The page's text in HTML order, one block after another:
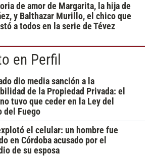
de amor de Margarita, la hija de
y Balthazar Murillo, el chico que
a todos en la serie de Tévez
en Perfil
dio media sanción a la
de la Propiedad Privada: el
tuvo que ceder en la Ley del
del Fuego
el celular: un hombre fue
en Córdoba acusado por el
de su esposa